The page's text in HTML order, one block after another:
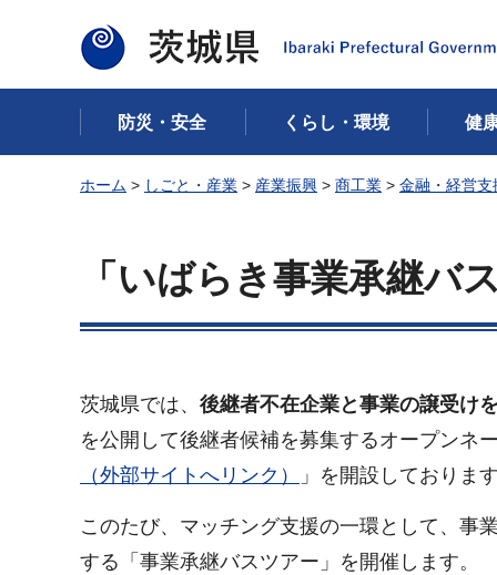
茨城県
防災・安全 くらし・環境 健
ホーム > しごと・産業 > 産業振興 > 商工業 > 金融・経営支
「いばらき事業承継バ
茨城県では、 後継者不在企業と事業の譲受け
を公開して後継者候補を募集するオープンネ
（外部サイトへリンク）
」を開設しておりま
このたび、マッチング支援の一環として、事
する「事業承継バスツアー」を開催します。